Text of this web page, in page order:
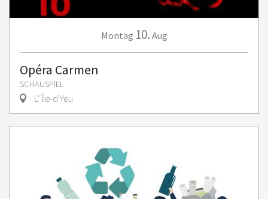
Montag 10. Aug
Opéra Carmen
SCHAUSPIEL
L' Île-d'Yeu